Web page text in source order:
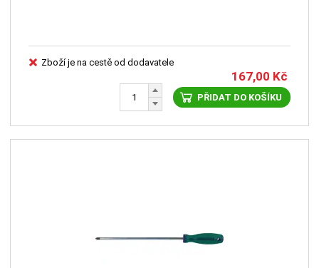
Zboží je na cestě od dodavatele
167,00 Kč
PŘIDAT DO KOŠÍKU